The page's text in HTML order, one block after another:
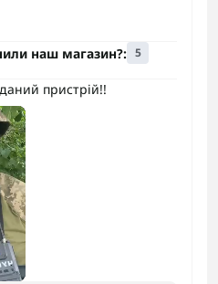
наш магазин?: 5
пристрій!!